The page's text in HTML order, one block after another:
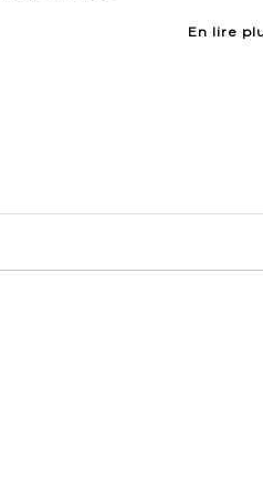
En lire